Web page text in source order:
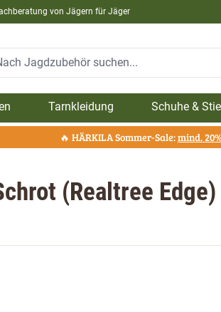
von Jägern für Jäger
Tarnkleidung Schuhe &
🔥 HÄRKILA Sommer-Sale:mind.
(Realtree Edge)